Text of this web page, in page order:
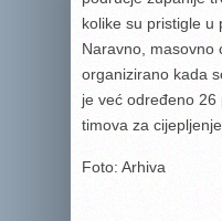
kolike su pristigle u
Naravno, masovno
organizirano kada
je već određeno
timova za cijepljenje.
Foto: Arhiva